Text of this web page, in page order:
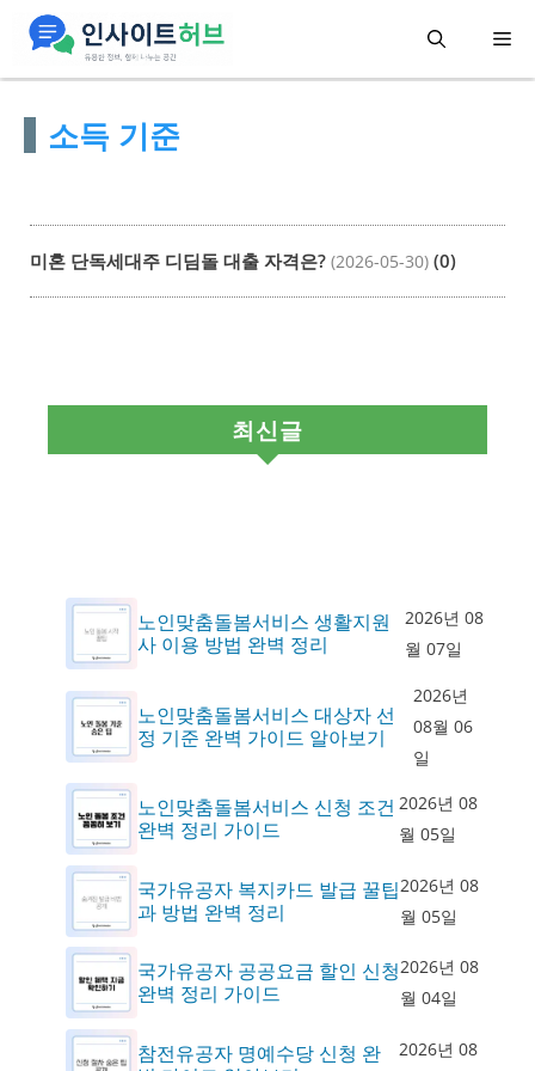
메
소득 기준
미혼 단독세대주 디딤돌 대출 자격은? (2026-05-30) (0)
최신글
노인맞춤돌봄서비스 생활지원
사 이용 방법 완벽 정리
2026년 08
월 07일
노인맞춤돌봄서비스 대상자 선
정 기준 완벽 가이드 알아보기
2026년
08월 06
일
노인맞춤돌봄서비스 신청 조건
완벽 정리 가이드
2026년 08
월 05일
국가유공자 복지카드 발급 꿀팁
과 방법 완벽 정리
2026년 08
월 05일
국가유공자 공공요금 할인 신청
완벽 정리 가이드
2026년 08
월 04일
참전유공자 명예수당 신청 완
2026년 08